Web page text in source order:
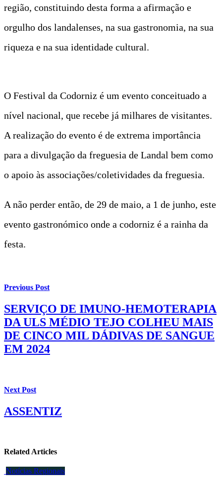
região, constituindo desta forma a afirmação e
orgulho dos landalenses, na sua gastronomia, na sua
riqueza e na sua identidade cultural.
O Festival da Codorniz é um evento conceituado a
nível nacional, que recebe já milhares de visitantes.
A realização do evento é de extrema importância
para a divulgação da freguesia de Landal bem como
o apoio às associações/coletividades da freguesia.
A não perder então, de 29 de maio, a 1 de junho, este
evento gastronómico onde a codorniz é a rainha da
festa.
Previous Post
SERVIÇO DE IMUNO-HEMOTERAPIA
DA ULS MÉDIO TEJO COLHEU MAIS
DE CINCO MIL DÁDIVAS DE SANGUE
EM 2024
Next Post
ASSENTIZ
Related Articles
Notícias Regionais